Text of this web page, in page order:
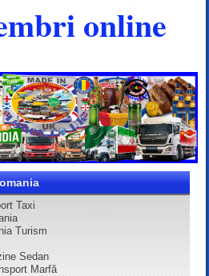
online
Taxi
Turism
Sedan
Marfă